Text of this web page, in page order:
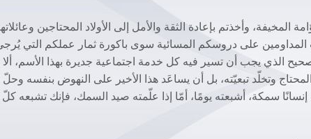
المخيفة، وأخذتم بإعادة الثقة والأمل إلى الأولاد المحتاجين
على دروسكم المسائية سوى باكورة ثمار عملكم التي
الذي يجب أن تسير فيه كل خدمة اجتماعية جديرة بهذا الأسم، ألا
وتخلّد تبعيّته، بل أن يساعَد هذا الأخير على النهوض بنفسه وحلّ
سمكة، أشبعته يومًا، أمّا إذا علّمته صيد السمك، فإنك تشبعه كلّ